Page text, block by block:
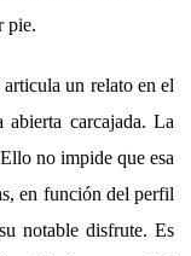
pie.
un relato en el
carcajada. La
no impide que esa
en función del perfil
notable disfrute. Es